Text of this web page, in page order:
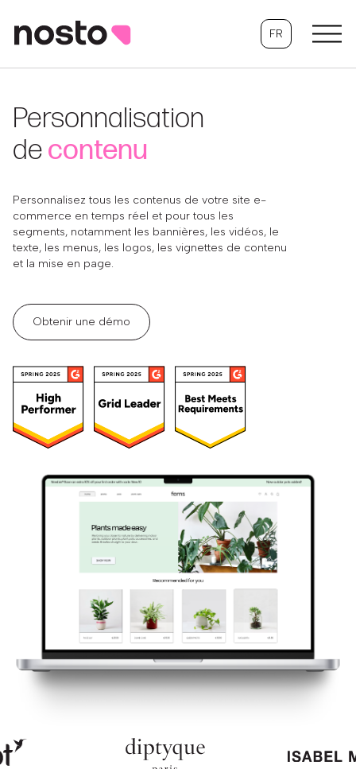
FR
Personnalisation
decontenu
Personnalisez tous les contenus de votre site e-
commerce en temps réel et pour tous les
segments, notamment les bannières, les vidéos, le
texte, les menus, les logos, les vignettes de contenu
et la mise en page.
Obtenir une démo